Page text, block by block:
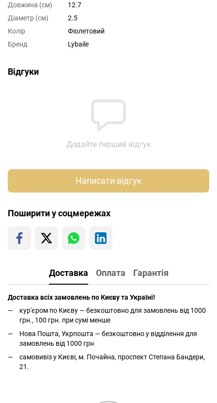
Довжина (см)
12.7
Діаметр (см)
2.5
Колір
Фіолетовий
Бренд
Lybaile
Відгуки
Додайте перший відгук
Написати відгук
Поширити у соцмережах
Доставка Оплата Гарантія
Доставка всіх замовлень по Києву та Україні!
кур'єром по Києву — безкоштовно для замовлень від 1000
грн., 100 грн. при сумі менше
Нова Пошта, Укрпошта — безкоштовно у відділення для
замовлень від 1000 грн
самовивіз у Києві, м. Почайна, проспект Степана Бандери,
21.